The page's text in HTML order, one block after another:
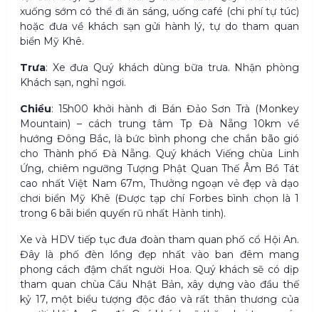
xuống sớm có thể đi ăn sáng, uống café (chi phí tự túc)
hoặc đưa về khách sạn gửi hành lý, tự do tham quan
biển Mỹ Khê.
Trưa: Xe đưa Quý khách dùng bữa trưa. Nhận phòng
Khách sạn, nghỉ ngơi.
Chiều: 15h00 khởi hành đi Bán Đảo Sơn Trà (Monkey
Mountain) – cách trung tâm Tp Đà Nẵng 10km về
hướng Đông Bắc, là bức bình phong che chắn bão gió
cho Thành phố Đà Nẵng. Quý khách Viếng chùa Linh
Ứng, chiêm ngưỡng Tượng Phật Quan Thế Âm Bồ Tát
cao nhất Việt Nam 67m, Thưởng ngoạn vẻ đẹp và dạo
chơi biển Mỹ Khê (Được tạp chí Forbes bình chọn là 1
trong 6 bãi biển quyến rũ nhất Hành tinh).
Xe và HDV tiếp tục đưa đoàn tham quan phố cổ Hội An.
Đây là phố đèn lồng đẹp nhất vào ban đêm mang
phong cách đậm chất người Hoa. Quý khách sẽ có dịp
tham quan chùa Cầu Nhật Bản, xây dựng vào đầu thế
kỷ 17, một biểu tượng độc đáo và rất thân thương của